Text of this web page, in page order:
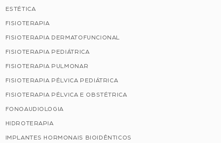
ESTÉTICA
FISIOTERAPIA
FISIOTERAPIA DERMATOFUNCIONAL
FISIOTERAPIA PEDIÁTRICA
FISIOTERAPIA PULMONAR
FISIOTERAPIA PÉLVICA PEDIÁTRICA
FISIOTERAPIA PÉLVICA E OBSTÉTRICA
FONOAUDIOLOGIA
HIDROTERAPIA
IMPLANTES HORMONAIS BIOIDÊNTICOS